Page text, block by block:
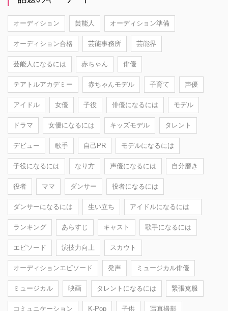
オーディション 芸能人 オーディション準備
オーディション合格 芸能事務所 芸能界
芸能人になるには 赤ちゃん 俳優
テアトルアカデミー 赤ちゃんモデル 子育て 声優
アイドル 女優 子役 俳優になるには モデル
ドラマ 女優になるには キッズモデル タレント
デビュー 歌手 自己PR モデルになるには
子役になるには なり方 声優になるには 自分磨き
役者 ママ ダンサー 役者になるには
ダンサーになるには 生い立ち アイドルになるには
ランキング あらすじ キャスト 歌手になるには
エピソード 演技力向上 スカウト
オーディションエピソード 発声 ミュージカル俳優
ミュージカル 映画 タレントになるには 緊張克服
コミュニケーション K-Pop 子供 写真撮影